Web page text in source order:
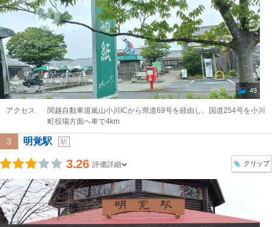
49
アクセス
関越自動車道嵐山小川ICから県道69号を経由し、国道254号を小川
町役場方面へ車で4km
3 明覚駅 駅
3.26 評価詳細 クリップ